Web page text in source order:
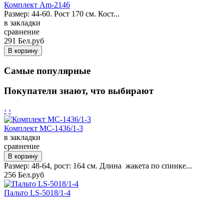
Комплект Am-2146
Размер: 44-60. Рост 170 см. Кост...
в закладки
сравнение
291 Бел.руб
Самые популярные
Покупатели знают, что выбирают
‹ ›
Комплект MC-1436/1-3
в закладки
сравнение
Размер: 48-64, рост: 164 см. Длина жакета по спинке...
256 Бел.руб
Пальто LS-5018/1-4